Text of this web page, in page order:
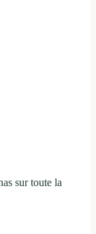
sur toute la